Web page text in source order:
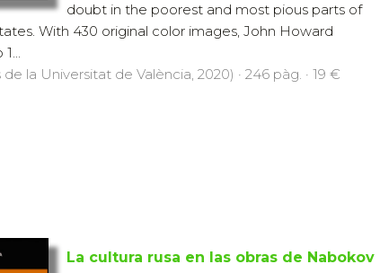
doubt in the poorest and most pious parts of
With 430 original color images, John Howard
la Universitat de València, 2020) · 246 pàg. · 19 €
La cultura rusa en las obras de Nabokov